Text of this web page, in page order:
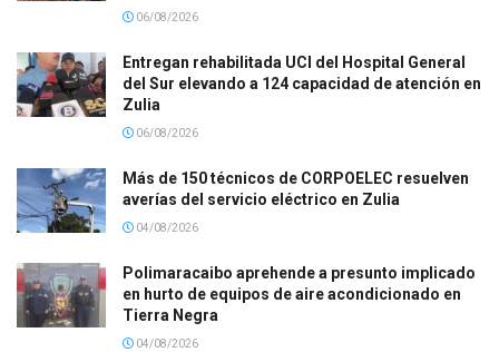
06/08/2026
Entregan rehabilitada UCI del Hospital General
del Sur elevando a 124 capacidad de atención en
Zulia
06/08/2026
Más de 150 técnicos de CORPOELEC resuelven
averías del servicio eléctrico en Zulia
04/08/2026
Polimaracaibo aprehende a presunto implicado
en hurto de equipos de aire acondicionado en
Tierra Negra
04/08/2026